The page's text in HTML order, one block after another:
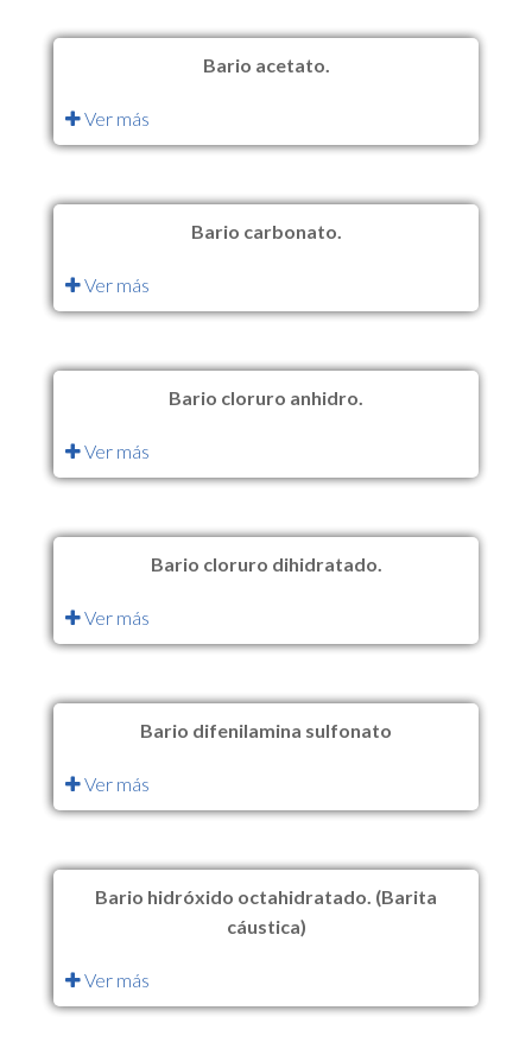
Bario acetato.
Ver más
Bario carbonato.
Ver más
Bario cloruro anhidro.
Ver más
Bario cloruro dihidratado.
Ver más
Bario difenilamina sulfonato
Ver más
Bario hidróxido octahidratado. (Barita
cáustica)
Ver más